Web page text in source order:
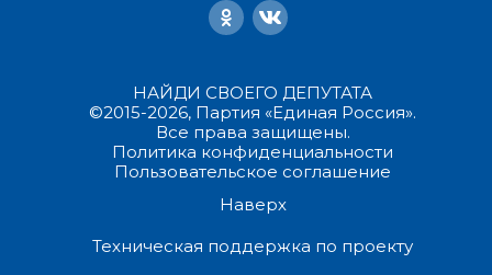
НАЙДИ СВОЕГО ДЕПУТАТА
©2015-2026, Партия «Единая Россия».
Все права защищены.
Политика конфиденциальности
Пользовательское соглашение
Наверх
Техническая поддержка по проекту